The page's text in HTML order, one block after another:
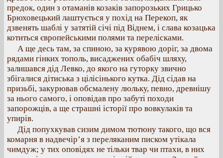
предок, один з отаманів козаків запорозьких Грицько
Брюховецький лаштується у похід на Перекоп, як
дзвенять шаблі у затятій січі під Віднем, і слава козацька
котиться європейськими полями та перелісками.
А ще десь там, за спиною, за курявою доріг, за двома
рядами гінких тополь, висаджених обабіч шляху,
залишався дід Левко, до якого на гуторку звично
збігалися дітиська з цілісінького кутка. Дід сідав на
призьбі, закурював обсмалену люльку, певно, древнішу
за нього самого, і оповідав про забуті походи
запорожців, а ще страшні історії про вовкулаків та
упирів.
Дід попухкував сизим димом тютюну такого, що вся
комарня в надвечір’я з переляканим писком утікала
чимдуж; у тих оповідях не тільки твар чи птахи, в них